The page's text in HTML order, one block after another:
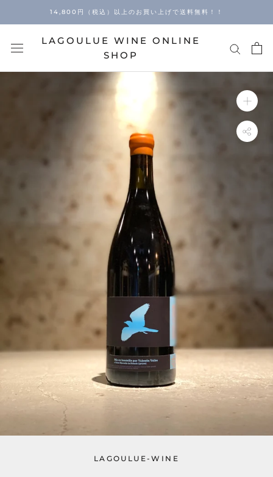
14,800円（税込）以上のお買い上げで送料無料！！
LAGOULUE WINE ONLINE
SHOP
LAGOULUE-WINE